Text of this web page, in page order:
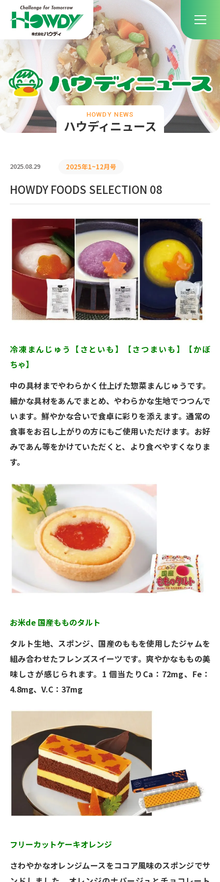
ハウディニュース
HOWDY NEWS
2025.08.29 2025年1~12月号
HOWDY FOODS SELECTION 08
冷凍まんじゅう【さといも】【さつまいも】【かぼ
ちゃ】
中の具材までやわらかく仕上げた惣菜まんじゅうです。
細かな具材をあんでまとめ、やわらかな生地でつつんで
います。鮮やかな合いで食卓に彩りを添えます。通常の
食事をお召し上がりの方にもご使用いただけます。お好
みであん等をかけていただくと、より食べやすくなりま
す。
お米de 国産もものタルト
タルト生地、スポンジ、国産のももを使用したジャムを
組み合わせたフレンズスイーツです。爽やかなももの美
味しさが感じられます。1 個当たりCa：72mg、Fe：
4.8mg、V.C：37mg
フリーカットケーキオレンジ
さわやかなオレンジムースをココア風味のスポンジでサ